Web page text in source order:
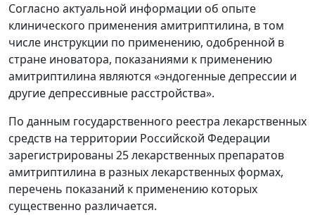
Согласно актуальной информации об опыте
клинического применения амитриптилина, в том
числе инструкции по применению, одобренной в
стране иноватора, показаниями к применению
амитриптилина являются «эндогенные депрессии и
другие депрессивные расстройства».
По данным государственного реестра лекарственных
средств на территории Российской Федерации
зарегистрированы 25 лекарственных препаратов
амитриптилина в разных лекарственных формах,
перечень показаний к применению которых
существенно различается.